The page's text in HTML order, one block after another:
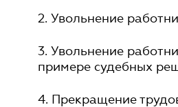
2. Увольнение
3. Увольнение
примере судебных
4. Прекращение